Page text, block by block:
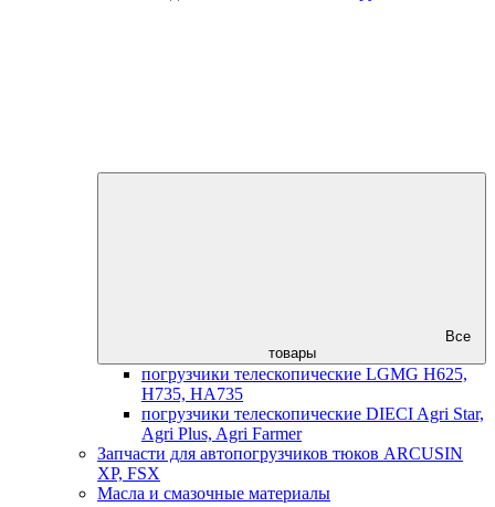
Все
товары
погрузчики телескопические LGMG H625,
H735, HA735
погрузчики телескопические DIECI Agri Star,
Agri Plus, Agri Farmer
Запчасти для автопогрузчиков тюков ARCUSIN
XP, FSX
Масла и смазочные материалы